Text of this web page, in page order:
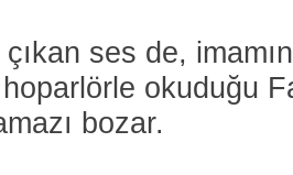
ses de,
okuduğu
bozar.